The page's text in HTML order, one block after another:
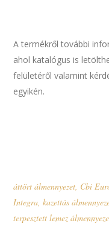
A termékről további
ahol katalógus is
felületéről valamint
egyikén.
áttört álmennyezet, Cbi
Integra,kazettás
terpesztett lemez